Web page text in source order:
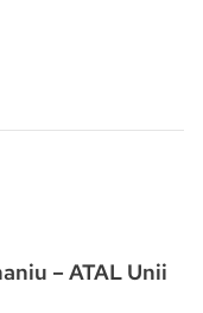
– ATAL Unii